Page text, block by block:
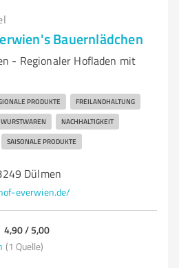
Bauernlädchen
- Regionaler Hofladen mit
PRODUKTE FREILANDHALTUNG
WURSTWAREN NACHHALTIGKEIT
SAISONALE PRODUKTE
Dülmen
everwien.de/
4,90 / 5,00
(1 Quelle)